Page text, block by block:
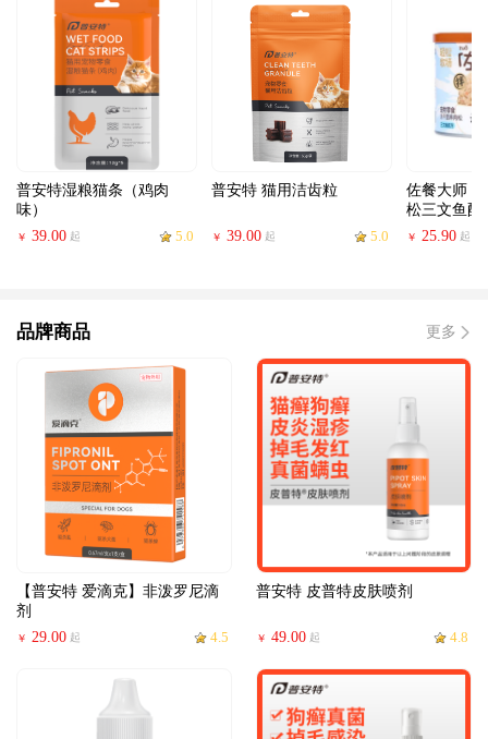
普安特湿粮猫条（鸡肉
味）
￥ 39.00 起 5.0
普安特 猫用洁齿粒
￥ 39.00 起 5.0
佐餐大师
松三文鱼配
￥ 25.90 起
品牌商品 更多
【普安特 爱滴克】非泼罗尼滴
剂
￥ 29.00 起 4.5
普安特 皮普特皮肤喷剂
￥ 49.00 起 4.8